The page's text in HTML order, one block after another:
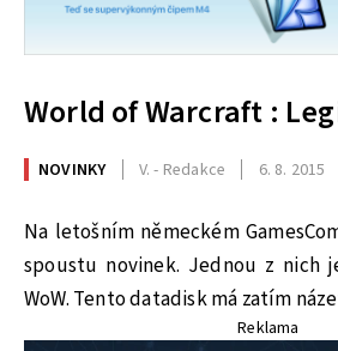
World of Warcraft :
NOVINKY V. - Redakce 6. 8. 2015
Na letošním německém
spoustu novinek. Jednou z nich
WoW. Tento datadisk má zatím
Reklama